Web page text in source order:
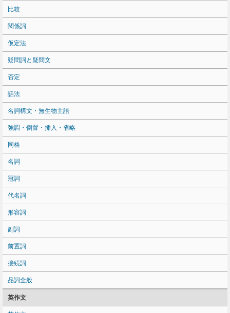
比較
関係詞
仮定法
疑問詞と疑問文
否定
話法
名詞構文・無生物主語
強調・倒置・挿入・省略
同格
名詞
冠詞
代名詞
形容詞
副詞
前置詞
接続詞
品詞全般
英作文